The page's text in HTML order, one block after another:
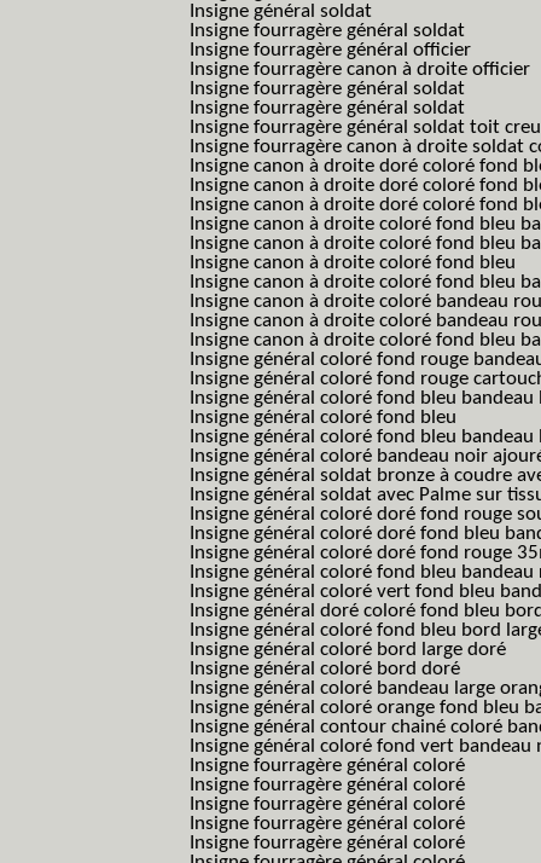
Insigne général soldat
Insigne fourragère général soldat
Insigne fourragère général officier
Insigne fourragère canon à droite officier
Insigne fourragère général soldat
Insigne fourragère général soldat
Insigne fourragère général soldat toit
Insigne fourragère canon à droite soldat
Insigne canon à droite doré coloré fond
Insigne canon à droite doré coloré fond
Insigne canon à droite doré coloré fond
Insigne canon à droite coloré fond bleu
Insigne canon à droite coloré fond bleu
Insigne canon à droite coloré fond bleu
Insigne canon à droite coloré fond bleu
Insigne canon à droite coloré bandeau
Insigne canon à droite coloré bandeau
Insigne canon à droite coloré fond bleu
Insigne général coloré fond rouge
Insigne général coloré fond rouge
Insigne général coloré fond bleu bandeau
Insigne général coloré fond bleu
Insigne général coloré fond bleu bandeau
Insigne général coloré bandeau noir
Insigne général soldat bronze à coudre
Insigne général soldat avec Palme sur
Insigne général coloré doré fond rouge
Insigne général coloré doré fond bleu
Insigne général coloré doré fond rouge
Insigne général coloré fond bleu
Insigne général coloré vert fond bleu
Insigne général doré coloré fond bleu
Insigne général coloré fond bleu bord
Insigne général coloré bord large doré
Insigne général coloré bord doré
Insigne général coloré bandeau large
Insigne général coloré orange fond bleu
Insigne général contour chainé coloré
Insigne général coloré fond vert bandeau
Insigne fourragère général coloré
Insigne fourragère général coloré
Insigne fourragère général coloré
Insigne fourragère général coloré
Insigne fourragère général coloré